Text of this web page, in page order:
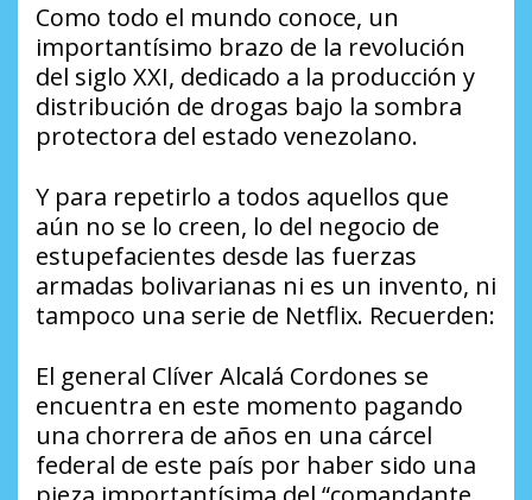
Como todo el mundo conoce, un
importantísimo brazo de la revolución
del siglo XXI, dedicado a la producción y
distribución de drogas bajo la sombra
protectora del estado venezolano.
Y para repetirlo a todos aquellos que
aún no se lo creen, lo del negocio de
estupefacientes desde las fuerzas
armadas bolivarianas ni es un invento, ni
tampoco una serie de Netflix. Recuerden:
El general Clíver Alcalá Cordones se
encuentra en este momento pagando
una chorrera de años en una cárcel
federal de este país por haber sido una